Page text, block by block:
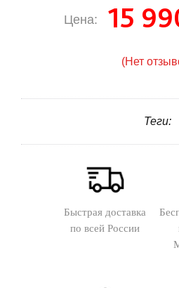
Цена: 15
(Нет
Теги:
Быстрая доставка
по всей России